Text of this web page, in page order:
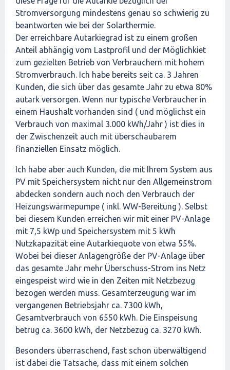
Stromversorgung mindestens genau so schwierig zu
beantworten wie bei der Solarthermie.
Der erreichbare Autarkiegrad ist zu einem großen
Anteil abhängig vom Lastprofil und der Möglichkiet
zum gezielten Betrieb von Verbrauchern mit hohem
Stromverbrauch. Ich habe bereits seit ca. 3 Jahren
Kunden, die sich über das gesamte Jahr zu etwa 80%
autark versorgen. Wenn nur typische Verbraucher in
einem Haushalt vorhanden sind ( und möglichst ein
Verbrauch von maximal 3.000 kWh/Jahr ) ist dies in
der Zwischenzeit auch mit überschaubarem
finanziellen Einsatz möglich.
Ich habe aber auch Kunden, die mit Ihrem System aus
PV mit Speichersystem nicht nur den Allgemeinstrom
abdecken sondern auch noch den Verbrauch der
Heizungswärmepumpe ( inkl. WW-Bereitung ). Selbst
bei diesem Kunden erreichen wir mit einer PV-Anlage
mit 7,5 kWp und Speichersystem mit 5 kWh
Nutzkapazität eine Autarkiequote von etwa 55%.
Wobei bei dieser Anlagengröße der PV-Anlage über
das gesamte Jahr mehr Überschuss-Strom ins Netz
eingespeist wird wie in den Zeiten mit Netzbezug
bezogen werden muss. Gesamterzeugung war im
vergangenen Betriebsjahr ca. 7300 kWh,
Gesamtverbrauch von 6550 kWh. Die Einspeisung
betrug ca. 3600 kWh, der Netzbezug ca. 3270 kWh.
Besonders überraschend, fast schon überwältigend
ist dabei die Tatsache, dass mit einem solchen